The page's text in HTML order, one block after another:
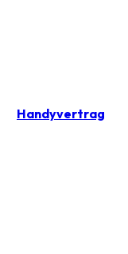
Handyvertrag